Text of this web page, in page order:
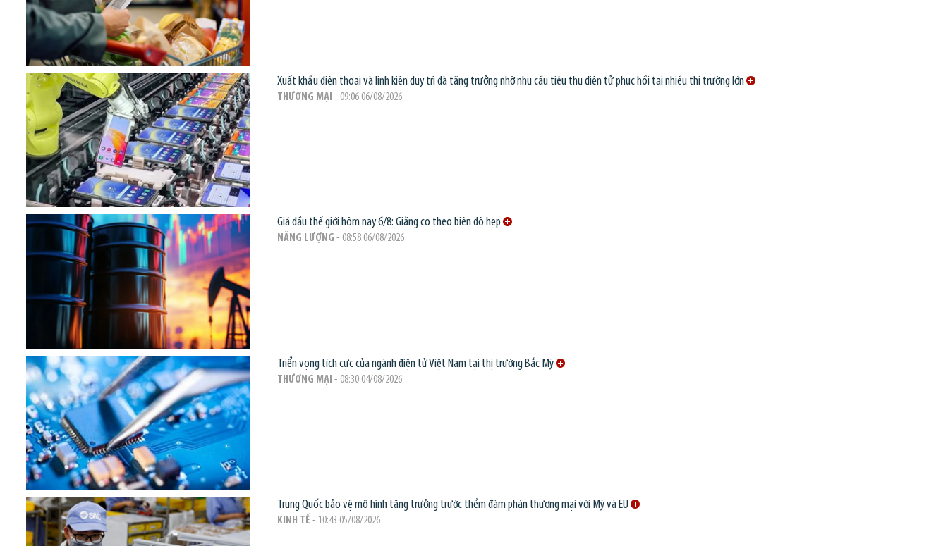
Xuất khẩu điện thoại và linh kiện duy trì đà tăng trưởng nhờ nhu cầu tiêu thụ điện tử phục hồi tại nhiều thị trường lớn
THƯƠNG MẠI - 09:06 06/08/2026
Giá dầu thế giới hôm nay 6/8: Giằng co theo biên độ hẹp
NĂNG LƯỢNG - 08:58 06/08/2026
Triển vọng tích cực của ngành điện tử Việt Nam tại thị trường Bắc Mỹ
THƯƠNG MẠI - 08:30 04/08/2026
Trung Quốc bảo vệ mô hình tăng trưởng trước thềm đàm phán thương mại với Mỹ và EU
KINH TẾ - 10:43 05/08/2026